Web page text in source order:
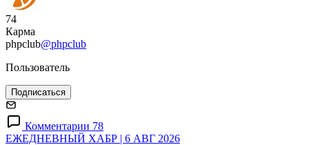
74
Карма
phpclub@phpclub
Пользователь
Подписаться
Комментарии 78
ЕЖЕДНЕВНЫЙ ХАБР | 6 АВГ 2026